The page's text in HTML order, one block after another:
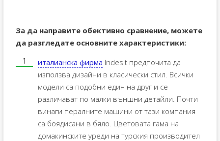
За да направите обективно сравнение, можете
да разгледате основните характеристики:
италианска фирма Indesit предпочита да
използва дизайни в класически стил. Всички
модели са подобни един на друг и се
различават по малки външни детайли. Почти
винаги пералните машини от тази компания
са боядисани в бяло. Цветовата гама на
домакинските уреди на турския производител